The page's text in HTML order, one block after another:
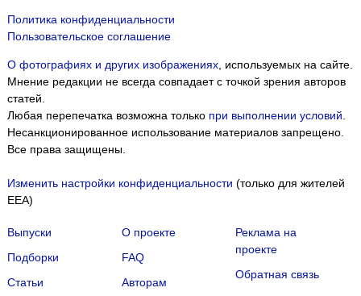
Политика конфиденциальности
Пользовательское соглашение
О фотографиях и других изображениях, используемых на сайте.
Мнение редакции не всегда совпадает с точкой зрения авторов
статей.
Любая перепечатка возможна только при выполнении условий
Несанкционированное использование материалов запрещено.
Все права защищены.
Изменить настройки конфиденциальности (только для жителей
EEA)
Выпуски
Подборки
Статьи
О проекте
FAQ
Авторам
Реклама на
проекте
Обратная связь